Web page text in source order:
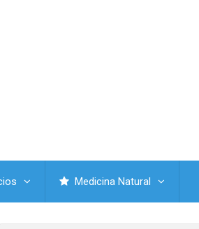
Medicina Natural